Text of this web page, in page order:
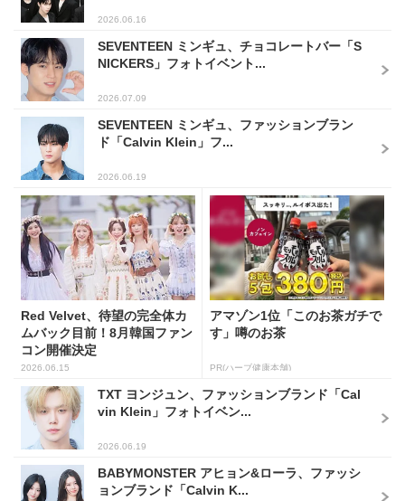
2026.06.16
SEVENTEEN ミンギュ、チョコレートバー「S
NICKERS」フォトイベント...
2026.07.09
SEVENTEEN ミンギュ、ファッションブラン
ド「Calvin Klein」フ...
2026.06.19
Red Velvet、待望の完全体カ
ムバック目前！8月韓国ファン
コン開催決定
2026.06.15
アマゾン1位「このお茶ガチで
す」噂のお茶
PR(ハーブ健康本舗)
TXT ヨンジュン、ファッションブランド「Cal
vin Klein」フォトイベン...
2026.06.19
BABYMONSTER アヒョン&ローラ、ファッシ
ョンブランド「Calvin K...